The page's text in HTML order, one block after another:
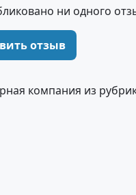
ни одного
отзыв
компания из